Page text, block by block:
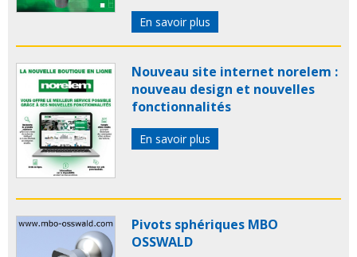
En savoir plus
Nouveau site internet norelem :
nouveau design et nouvelles
fonctionnalités
En savoir plus
Pivots sphériques MBO
OSSWALD